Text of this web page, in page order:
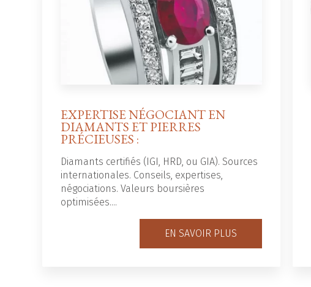
EXPERTISE NÉGOCIANT EN
DIAMANTS ET PIERRES
PRÉCIEUSES :
Diamants certifiés (IGI, HRD, ou GIA). Sources
internationales. Conseils, expertises,
négociations. Valeurs boursières
optimisées....
EN SAVOIR PLUS